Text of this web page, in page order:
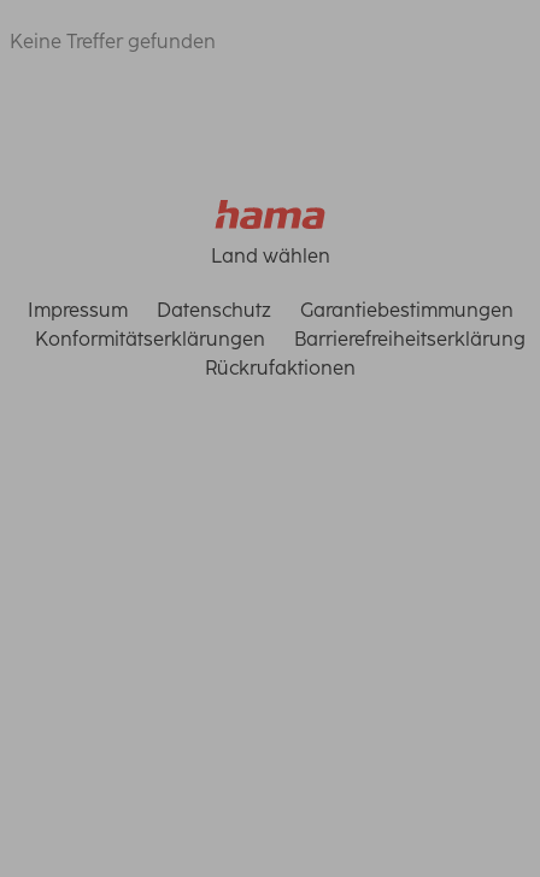
Keine Treffer gefunden
Land wählen
Impressum Datenschutz
Garantiebestimmungen
Konformitätserklärungen
Barrierefreiheitserklärung
Rückrufaktionen